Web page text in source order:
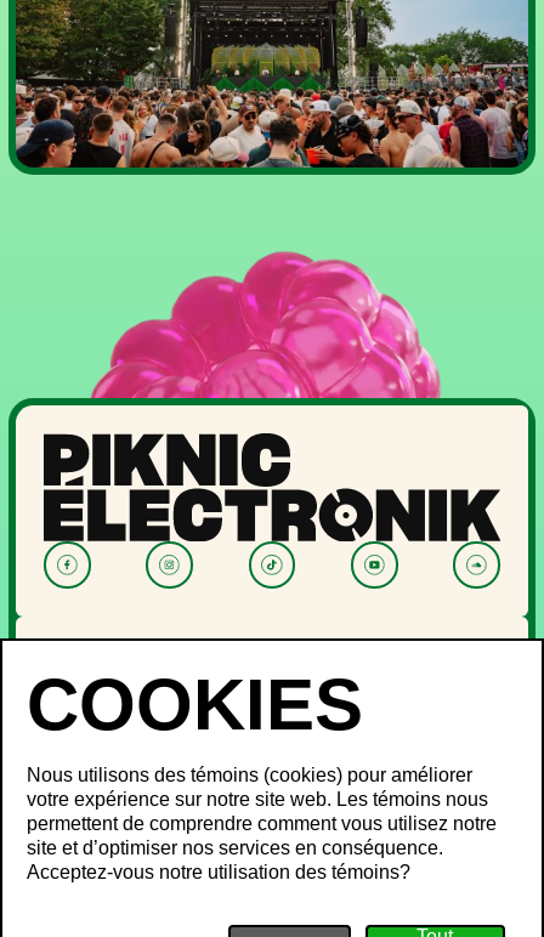
PROGRAMMATION
OFF PIKNIC
PASSES ET BILLETS
LE FESTIVAL
À propos
Partenaires
Mot des ministres
INFOS FESTIVALIERS
Nous utilisons des témoins (cookies) pour améliorer
votre expérience sur notre site web. Les témoins nous
permettent de comprendre comment vous utilisez notre
site et d’optimiser nos services en conséquence.
Acceptez-vous notre utilisation des témoins?